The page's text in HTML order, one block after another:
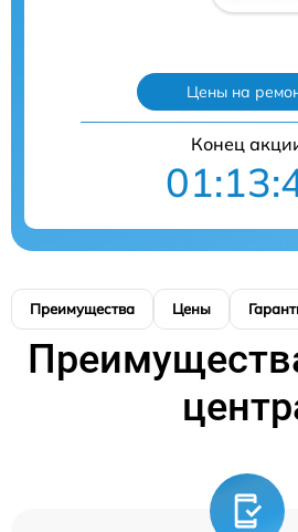
Цены на
Конец
Преимущества Цены